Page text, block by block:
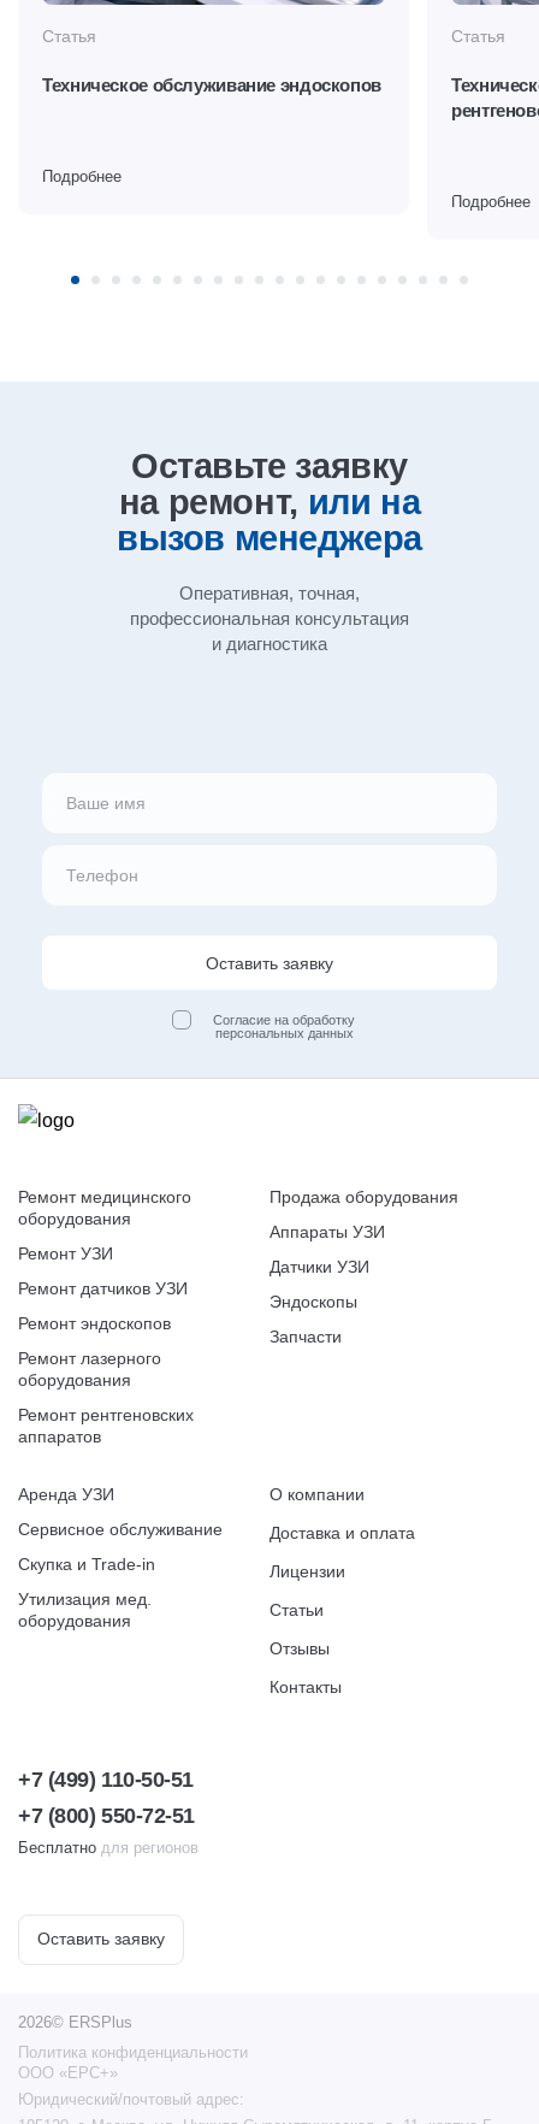
Статья
Техническое обслуживание эндоскопов
Подробнее
Статья
Подробнее
Оставьте заявку
на ремонт, или на
вызов менеджера
Оперативная, точная,
профессиональная консультация
и диагностика
Оставить заявку
Согласие на обработку
персональных данных
Ремонт медицинского
оборудования
Ремонт УЗИ
Ремонт датчиков УЗИ
Ремонт эндоскопов
Ремонт лазерного
оборудования
Ремонт рентгеновских
аппаратов
Продажа оборудования
Аппараты УЗИ
Датчики УЗИ
Эндоскопы
Запчасти
Аренда УЗИ
Сервисное обслуживание
Скупка и Trade-in
Утилизация мед.
оборудования
О компании
Доставка и оплата
Лицензии
Статьи
Отзывы
Контакты
+7 (499) 110-50-51
+7 (800) 550-72-51
Бесплатно для регионов
Оставить заявку
2026© ERSPlus
Политика конфиденциальности
ООО «ЕРС+»
Юридический/почтовый адрес: